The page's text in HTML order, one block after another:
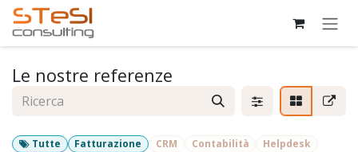
Passa al contenuto
Le nostre referenze
Tutte Fatturazione CRM Contabilità
Helpdesk